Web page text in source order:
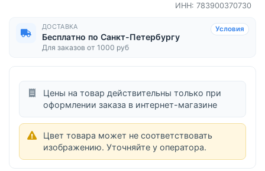
ИНН: 783900370730
ДОСТАВКА
Бесплатно по Санкт-Петербургу
Для заказов от 1000 руб
Условия
Цены на товар действительны только при
оформлении заказа в интернет-магазине
Цвет товара может не соответствовать
изображению. Уточняйте у оператора.